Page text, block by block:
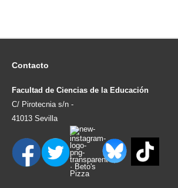
Contacto
Facultad de Ciencias de la Educación
C/ Pirotecnia s/n -
41013 Sevilla